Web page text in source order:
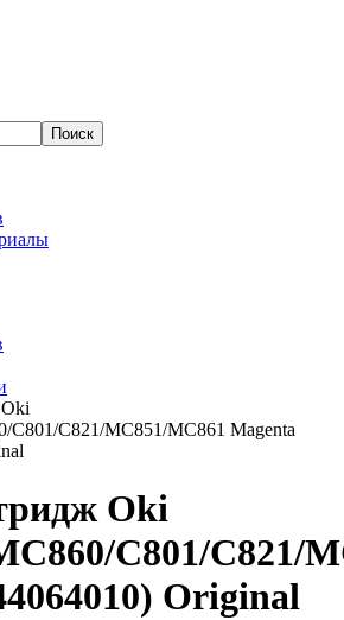
Поиск
C801/C821/MC851/MC861 Magenta
Oki
C801/C821/
Original